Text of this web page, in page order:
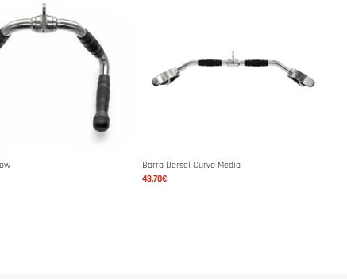
Barra Dorsal Curva Media
43,70€